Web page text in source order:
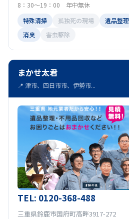
8：30～19：00 年中無休
特殊清掃
孤独死の現場 遺品整理
消臭
害虫駆除
まかせ太君
📍 津市、四日市市、伊勢市...
TEL: 0120-368-488
三重県鈴鹿市国府町高畔3917-272